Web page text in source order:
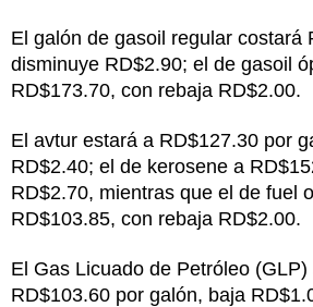
El galón de gasoil regular costará
disminuye RD$2.90; el de gasoil
RD$173.70, con rebaja RD$2.00.
El avtur estará a RD$127.30 por
RD$2.40; el de kerosene a
RD$2.70, mientras que el de fuel
RD$103.85, con rebaja RD$2.00.
El Gas Licuado de Petróleo
RD$103.60 por galón, baja